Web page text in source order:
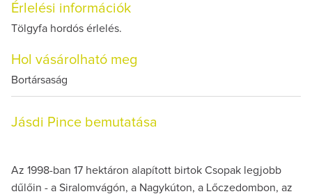
Érlelési információk
Tölgyfa hordós érlelés.
Hol vásárolható meg
Bortársaság
Jásdi Pince bemutatása
Az 1998-ban 17 hektáron alapított birtok Csopak legjobb
dűlőin - a Siralomvágón, a Nagykúton, a Lőczedombon, az